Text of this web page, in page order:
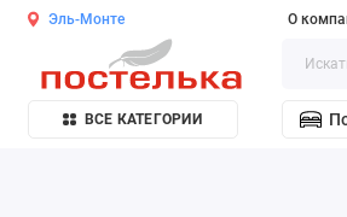
Эль-Монте О
ВСЕ КАТЕГОРИИ